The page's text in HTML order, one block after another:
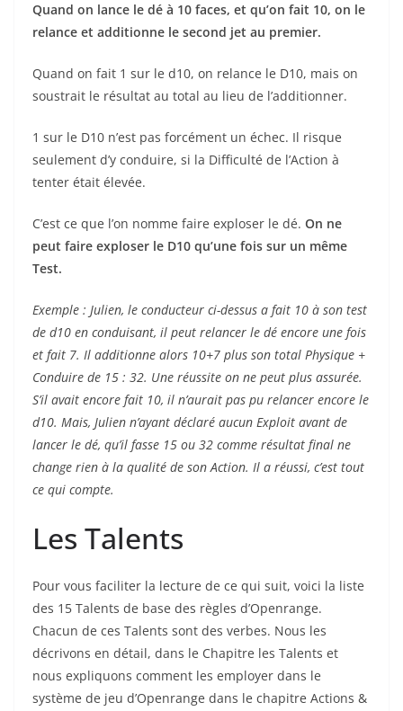
Quand on lance le dé à 10 faces, et qu’on fait 10, on le
relance et additionne le second jet au premier.
Quand on fait 1 sur le d10, on relance le D10, mais on
soustrait le résultat au total au lieu de l’additionner.
1 sur le D10 n’est pas forcément un échec. Il risque
seulement d’y conduire, si la Difficulté de l’Action à
tenter était élevée.
C’est ce que l’on nomme faire exploser le dé. On ne
peut faire exploser le D10 qu’une fois sur un même
Test.
Exemple : Julien, le conducteur ci-dessus a fait 10 à son test
de d10 en conduisant, il peut relancer le dé encore une fois
et fait 7. Il additionne alors 10+7 plus son total Physique +
Conduire de 15 : 32. Une réussite on ne peut plus assurée.
S’il avait encore fait 10, il n’aurait pas pu relancer encore le
d10. Mais, Julien n’ayant déclaré aucun Exploit avant de
lancer le dé, qu’il fasse 15 ou 32 comme résultat final ne
change rien à la qualité de son Action. Il a réussi, c’est tout
ce qui compte.
Les Talents
Pour vous faciliter la lecture de ce qui suit, voici la liste
des 15 Talents de base des règles d’Openrange.
Chacun de ces Talents sont des verbes. Nous les
décrivons en détail, dans le Chapitre les Talents et
nous expliquons comment les employer dans le
système de jeu d’Openrange dans le chapitre Actions &